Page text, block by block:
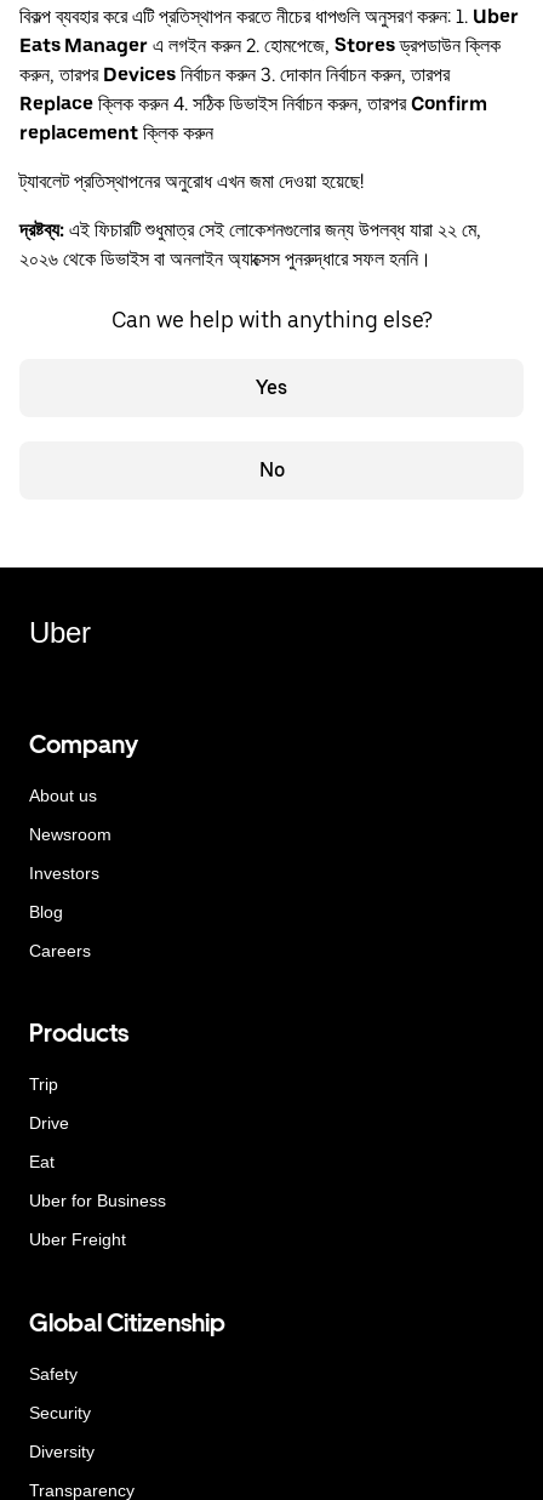
বিকল্প ব্যবহার করে এটি প্রতিস্থাপন করতে নীচের ধাপগুলি অনুসরণ করুন: 1. Uber
Eats Manager এ লগইন করুন 2. হোমপেজে, Storesড্রপডাউন ক্লিক
করুন, তারপর Devices নির্বাচন করুন 3. দোকান নির্বাচন করুন, তারপর
Replace ক্লিক করুন 4. সঠিক ডিভাইস নির্বাচন করুন, তারপরConfirm
replacement ক্লিক করুন
ট্যাবলেট প্রতিস্থাপনের অনুরোধ এখন জমা দেওয়া হয়েছে!
দ্রষ্টব্য: এই ফিচারটি শুধুমাত্র সেই লোকেশনগুলোর জন্য উপলব্ধ যারা ২২ মে,
২০২৬ থেকে ডিভাইস বা অনলাইন অ্যাক্সেস পুনরুদ্ধারে সফল হননি।
Can we help with anything else?
Yes
No
Uber
Company
About us
Newsroom
Investors
Blog
Careers
Products
Trip
Drive
Eat
Uber for Business
Uber Freight
Global Citizenship
Safety
Security
Diversity
Transparency